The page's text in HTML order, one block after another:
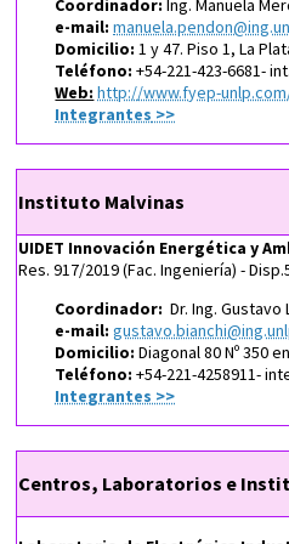
Coordinador: Ing. Manuela
e-mail:
Domicilio:1 y 47. Piso 1, La
Teléfono:+54-221-423-6681-
Web: http://www.fyep-
Integrantes >>
Instituto Malvinas
UIDET Innovación Energética y
Res. 917/2019 (Fac. Ingeniería)-
Coordinador:Dr. Ing. Gustavo
e-mail:
Domicilio:Diagonal 80 Nº 350
Teléfono:+54-221-4258911-
Integrantes >>
Centros, Laboratorios e